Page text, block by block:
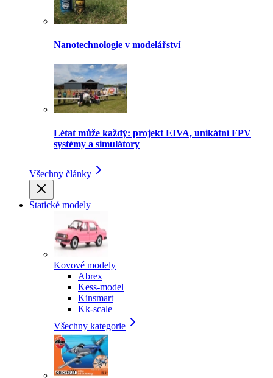
Nanotechnologie v modelářství
Létat může každý: projekt EIVA, unikátní FPV
systémy a simulátory
Všechny články
Statické modely
Kovové modely
Abrex
Kess-model
Kinsmart
Kk-scale
Všechny kategorie